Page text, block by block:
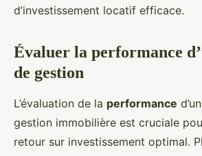
d’investissement locatif efficace.
Évaluer la performance
de gestion
L’évaluation de la performance
gestion immobilière est cruciale
retour sur investissement optimal.